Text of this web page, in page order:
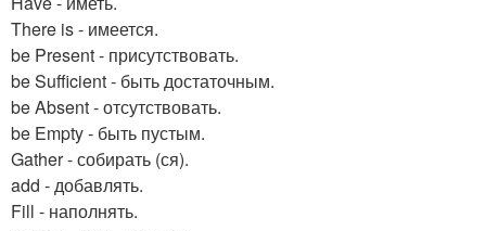
There is - имеется.
be Present - присутствовать.
be Sufficient - быть достаточным.
be Absent - отсутствовать.
be Empty - быть пустым.
Gather - собирать (ся).
add - добавлять.
Fill - наполнять.